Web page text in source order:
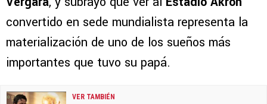
convertido en sede mundialista representa la
materialización de uno de los sueños más
importantes que tuvo su papá.
VER TAMBIÉN